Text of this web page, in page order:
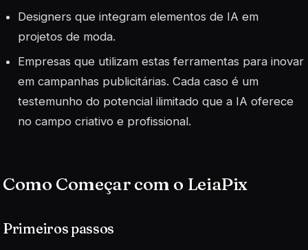
Designers que integram elementos de IA em
projetos de moda.
Empresas que utilizam estas ferramentas para inovar
em campanhas publicitárias.Cada caso é um
testemunho do potencial ilimitado que a IA oferece
no campo criativo e profissional.
Como Começar com o LeiaPix
Primeiros passos